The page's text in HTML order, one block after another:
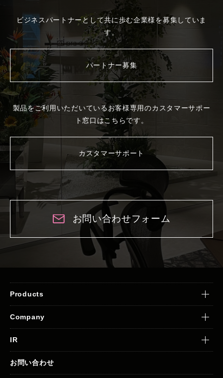
ビジネスパートナーとして共に歩む企業様を募集していま
す。
パートナー募集
製品をご利用いただいているお客様専用のカスタマーサポー
ト窓口はこちらです。
カスタマーサポート
お問い合わせフォーム
Products
Company
IR
お問い合わせ